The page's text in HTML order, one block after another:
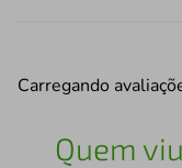
Carregando
Quem